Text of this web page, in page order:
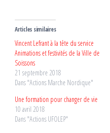
Articles similaires
Vincent Lefrant à la tête du service
Animations et festivités de la Ville de
Soissons
21 septembre 2018
Dans "Actions Marche Nordique"
Une formation pour changer de vie
10 avril 2018
Dans "Actions UFOLEP"